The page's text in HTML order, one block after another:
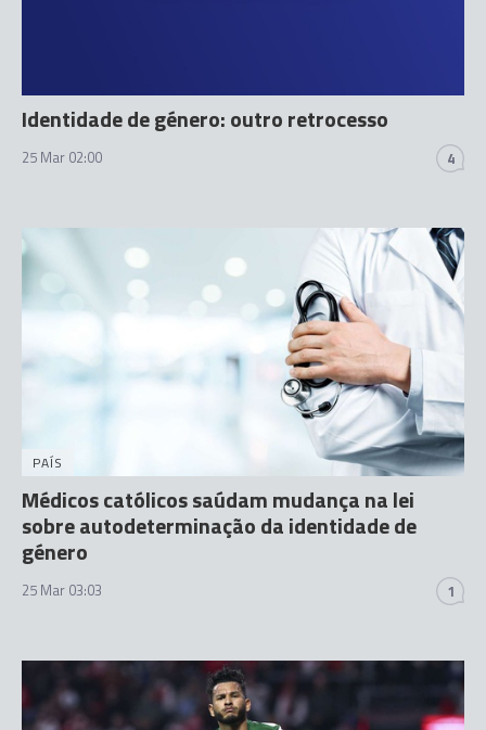
Identidade de género: outro retrocesso
25 Mar 02:00 4
PAÍS
Médicos católicos saúdam mudança na lei
sobre autodeterminação da identidade de
género
25 Mar 03:03 1